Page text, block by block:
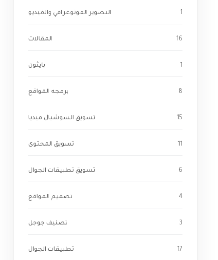
التصوير الفوتوغرافي والفيديو 1
المقالات 16
بايثون 1
برمجه المواقع 8
تسويق السوشيال ميديا 15
تسويق المحتوى 11
تسويق تطبيقات الجوال 6
تصميم المواقع 4
تصنيف جوجل 3
تطبيقات الجوال 17